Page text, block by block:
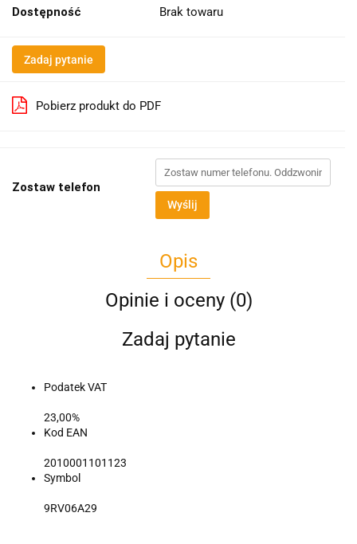
Dostępność Brak towaru
Zadaj pytanie
Pobierz produkt do PDF
Zostaw telefon
Wyślij
Opis
Opinie i oceny (0)
Zadaj pytanie
Podatek VAT
23,00%
Kod EAN
2010001101123
Symbol
9RV06A29